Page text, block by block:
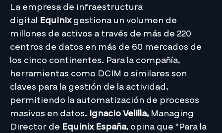
La empresa de infraestructura
digital Equinixgestiona un volumen de
millones de activos a través de más de 220
centros de datos en más de 60 mercados de
los cinco continentes. Para la compañía,
herramientas como DCIM o similares son
claves para la gestión de la actividad,
permitiendo la automatización de procesos
masivos en datos. Ignacio Velilla, Managing
Director de Equinix España, opina que “Para la